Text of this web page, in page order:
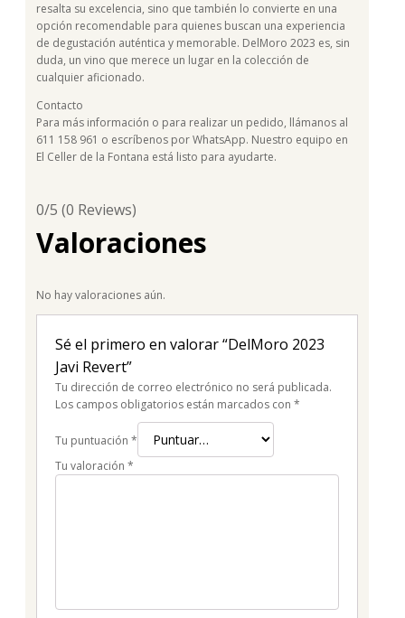
resalta su excelencia, sino que también lo convierte en una
opción recomendable para quienes buscan una experiencia
de degustación auténtica y memorable. DelMoro 2023 es, sin
duda, un vino que merece un lugar en la colección de
cualquier aficionado.
Contacto
Para más información o para realizar un pedido, llámanos al
611 158 961 o escríbenos por WhatsApp. Nuestro equipo en
El Celler de la Fontana está listo para ayudarte.
0/5 (0 Reviews)
Valoraciones
No hay valoraciones aún.
Sé el primero en valorar “DelMoro 2023
Javi Revert”
Tu dirección de correo electrónico no será publicada.
Los campos obligatorios están marcados con *
Tu puntuación *
Tu valoración *